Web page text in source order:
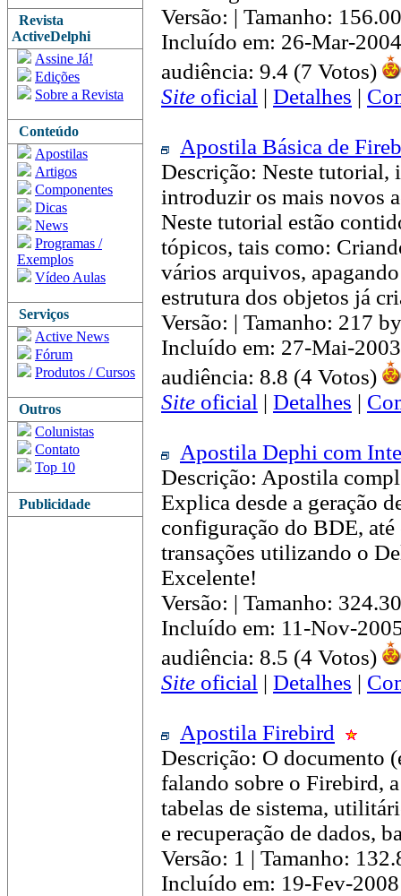
Revista
ActiveDelphi
Assine Já!
Edições
Sobre a Revista
Conteúdo
Apostilas
Artigos
Componentes
Dicas
News
Programas /
Exemplos
Vídeo Aulas
Serviços
Active News
Fórum
Produtos / Cursos
Outros
Colunistas
Contato
Top 10
Publicidade
Versão: | Tamanho:
Incluído em: 26-Mar-
audiência: 9.4 (7 Votos)
Site oficial | Detalhes |
Apostila Básica de
Descrição: Neste tutorial,
introduzir os mais novos
Neste tutorial estão
tópicos, tais como:
vários arquivos,
estrutura dos objetos já
Versão: | Tamanho: 217
Incluído em: 27-Mai-
audiência: 8.8 (4 Votos)
Site oficial | Detalhes |
Apostila Dephi com
Descrição: Apostila
Explica desde a geração
configuração do BDE, até
transações utilizando o
Excelente!
Versão: | Tamanho:
Incluído em: 11-Nov-
audiência: 8.5 (4 Votos)
Site oficial | Detalhes |
Apostila Firebird
Descrição: O documento
falando sobre o Firebird,
tabelas de sistema,
e recuperação de dados,
Versão: 1 | Tamanho:
Incluído em: 19-Fev-